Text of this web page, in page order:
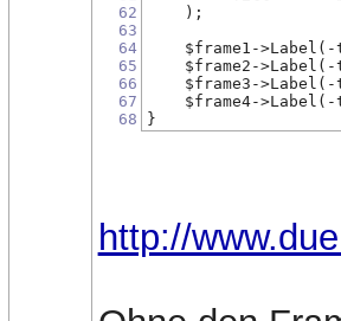
62
63
64
65
66
67
68
    );
$frame1-
$frame2-
$frame3-
$frame4-
}
http://